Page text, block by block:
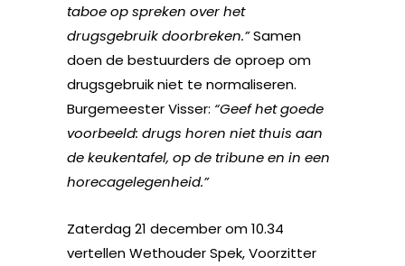
taboe op spreken over het
drugsgebruik doorbreken.”Samen
doen de bestuurders de oproep om
drugsgebruik niet te normaliseren.
Burgemeester Visser: “Geef het goede
voorbeeld: drugs horen niet thuis aan
de keukentafel, op de tribune en in een
horecagelegenheid.”
Zaterdag 21 december om 10.34
vertellen Wethouder Spek, Voorzitter